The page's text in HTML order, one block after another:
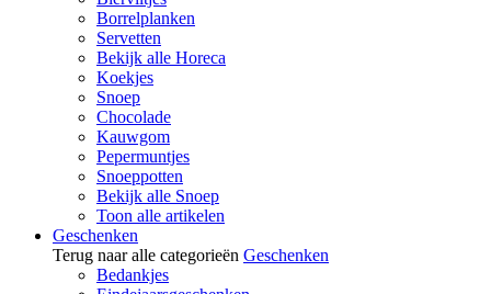
Borrelplanken
Servetten
Bekijk alle Horeca
Koekjes
Snoep
Chocolade
Kauwgom
Pepermuntjes
Snoeppotten
Bekijk alle Snoep
Toon alle artikelen
Geschenken
Terug naar alle categorieën Geschenken
Bedankjes